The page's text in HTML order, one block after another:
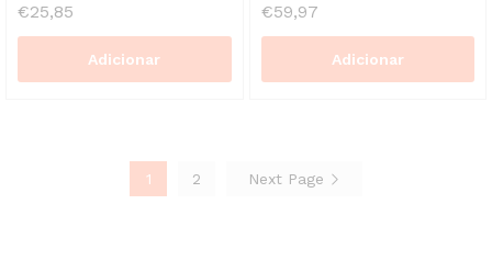
€25,85
Adicionar
€59,97
Adicionar
1 2 Next Page